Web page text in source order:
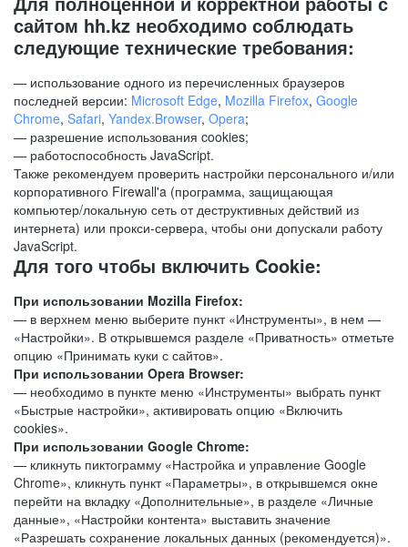
сайтом hh.kz необходимо соблюдать
следующие технические требования:
— использование одного из перечисленных браузеров
последней версии: Microsoft Edge, Mozilla Firefox, Google
Chrome, Safari, Yandex.Browser, Opera;
— разрешение использования cookies;
— работоспособность JavaScript.
Также рекомендуем проверить настройки персонального и/или
корпоративного Firewall'a (программа, защищающая
компьютер/локальную сеть от деструктивных действий из
интернета) или прокси-сервера, чтобы они допускали работу
JavaScript.
Для того чтобы включить Cookie:
При использовании Mozilla Firefox:
— в верхнем меню выберите пункт «Инструменты», в нем —
«Настройки». В открывшемся разделе «Приватность» отметьте
опцию «Принимать куки с сайтов».
При использовании Opera Browser:
— необходимо в пункте меню «Инструменты» выбрать пункт
«Быстрые настройки», активировать опцию «Включить
cookies».
При использовании Google Chrome:
— кликнуть пиктограмму «Настройка и управление Google
Chrome», кликнуть пункт «Параметры», в открывшемся окне
перейти на вкладку «Дополнительные», в разделе «Личные
данные», «Настройки контента» выставить значение
«Разрешать сохранение локальных данных (рекомендуется)».